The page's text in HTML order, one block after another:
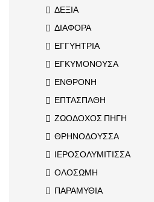
ΔΕΞΙΑ
ΔΙΑΦΟΡΑ
ΕΓΓΥΗΤΡΙΑ
ΕΓΚΥΜΟΝΟΥΣΑ
ΕΝΘΡΟΝΗ
ΕΠΤΑΣΠΑΘΗ
ΖΩΟΔΟΧΟΣ ΠΗΓΗ
ΘΡΗΝΟΔΟΥΣΣΑ
ΙΕΡΟΣΟΛΥΜΙΤΙΣΣΑ
ΟΛΟΣΩΜΗ
ΠΑΡΑΜΥΘΙΑ